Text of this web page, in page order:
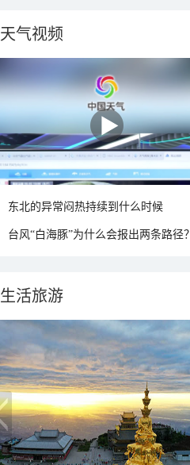
天气视频
东北的异常闷热持续到什么时候
台风“白海豚”为什么会报出两条路径？
生活旅游